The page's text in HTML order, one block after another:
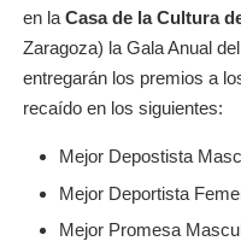
en laCasa de la Cultura
Zaragoza) la Gala Anual
entregarán los premios a
recaído en los siguientes:
Mejor Depostista
Mejor Deportista
Mejor Promesa